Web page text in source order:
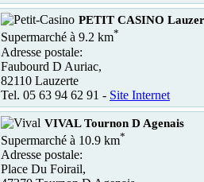
PETIT CASINO
Supermarché à 9.2 km*
Adresse postale:
Faubourd D Auriac,
82110 Lauzerte
Tel. 05 63 94 62 91 - Site Internet
VIVAL Tournon D Agenais
Supermarché à 10.9 km*
Adresse postale:
Place Du Foirail,